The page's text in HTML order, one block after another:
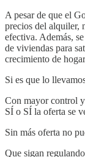
A pesar de que el
precios del alquiler,
efectiva. Además,
de viviendas para
crecimiento de
Si es que lo
Con mayor control
SÍ o SÍ la oferta se
Sin más oferta no
Que sigan